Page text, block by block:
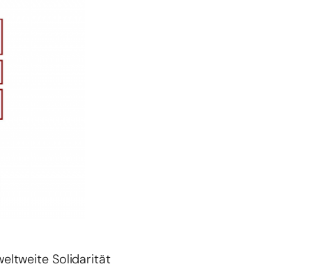
Solidarität